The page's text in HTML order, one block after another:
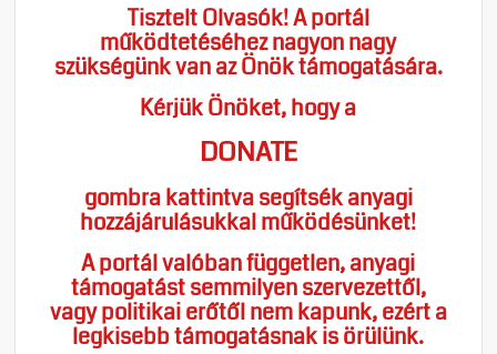
Tisztelt Olvasók! A portál
működtetéséhez nagyon nagy
szükségünk van az Önök támogatására.
Kérjük Önöket, hogy a
DONATE
gombra kattintva segítsék anyagi
hozzájárulásukkal működésünket!
A portál valóban független, anyagi
támogatást semmilyen szervezettől,
vagy politikai erőtől nem kapunk, ezért a
legkisebb támogatásnak is örülünk.